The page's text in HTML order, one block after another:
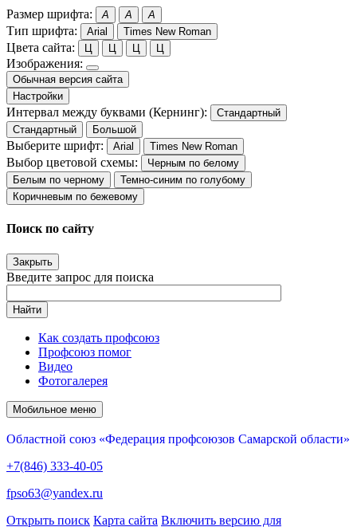
Размер шрифта: A A A
Тип шрифта: Arial Times New Roman
Цвета сайта: Ц Ц Ц Ц
Изображения:
Обычная версия сайта
Настройки
Интервал между буквами (Кернинг):
Стандартный
Стандартный
Большой
Выберите шрифт: Arial Times New Roman
Выбор цветовой схемы:
Черным по белому
Белым по черному
Темно-синим по голубому
Коричневым по бежевому
Поиск по сайту
Закрыть
Введите запрос для поиска
Найти
Как создать профсоюз
Профсоюз помог
Видео
Фотогалерея
Мобильное меню
Областной союз «Федерация профсоюзов Самарской области»
+7(846) 333-40-05
fpso63@yandex.ru
Открыть поиск Карта сайта Включить версию для